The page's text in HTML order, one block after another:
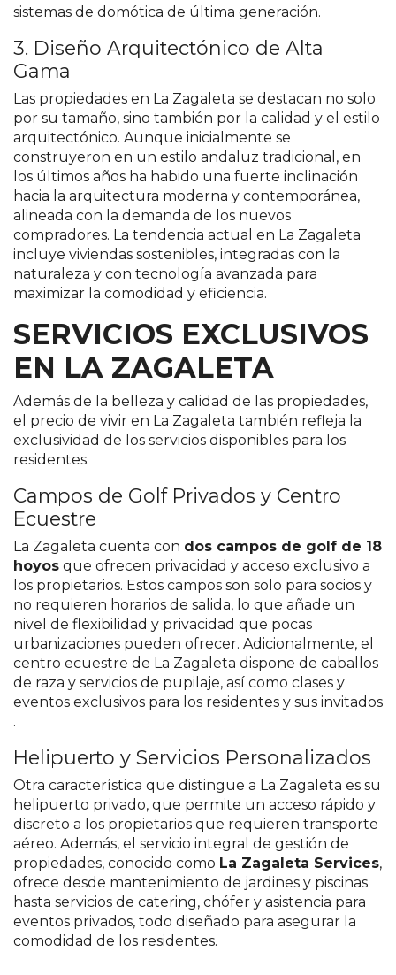
sistemas de domótica de última generación​.
3. Diseño Arquitectónico de Alta
Gama
Las propiedades en La Zagaleta se destacan no solo
por su tamaño, sino también por la calidad y el estilo
arquitectónico. Aunque inicialmente se
construyeron en un estilo andaluz tradicional, en
los últimos años ha habido una fuerte inclinación
hacia la arquitectura moderna y contemporánea,
alineada con la demanda de los nuevos
compradores. La tendencia actual en La Zagaleta
incluye viviendas sostenibles, integradas con la
naturaleza y con tecnología avanzada para
maximizar la comodidad y eficiencia​.
SERVICIOS EXCLUSIVOS
EN LA ZAGALETA
Además de la belleza y calidad de las propiedades,
el precio de vivir en La Zagaleta también refleja la
exclusividad de los servicios disponibles para los
residentes.
Campos de Golf Privados y Centro
Ecuestre
La Zagaleta cuenta con dos campos de golf de 18
hoyos que ofrecen privacidad y acceso exclusivo a
los propietarios. Estos campos son solo para socios y
no requieren horarios de salida, lo que añade un
nivel de flexibilidad y privacidad que pocas
urbanizaciones pueden ofrecer. Adicionalmente, el
centro ecuestre de La Zagaleta dispone de caballos
de raza y servicios de pupilaje, así como clases y
eventos exclusivos para los residentes y sus invitados​
.
Helipuerto y Servicios Personalizados
Otra característica que distingue a La Zagaleta es su
helipuerto privado, que permite un acceso rápido y
discreto a los propietarios que requieren transporte
aéreo. Además, el servicio integral de gestión de
propiedades, conocido como La Zagaleta Services,
ofrece desde mantenimiento de jardines y piscinas
hasta servicios de catering, chófer y asistencia para
eventos privados, todo diseñado para asegurar la
comodidad de los residentes​.